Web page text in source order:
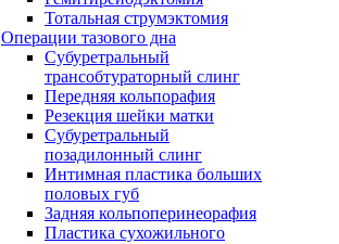
Тотальная струмэктомия
Операции тазового дна
Субуретральный
трансобтураторный слинг
Передняя кольпорафия
Резекция шейки матки
Субуретральный
позадилонный слинг
Интимная пластика больших
половых губ
Задняя кольпоперинеорафия
Пластика сухожильного